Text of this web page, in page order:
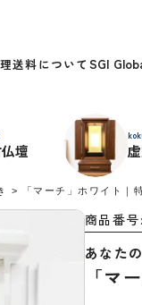
送料について
壇
「マーチ」ホワイト｜
商品番号
あなた
「マ